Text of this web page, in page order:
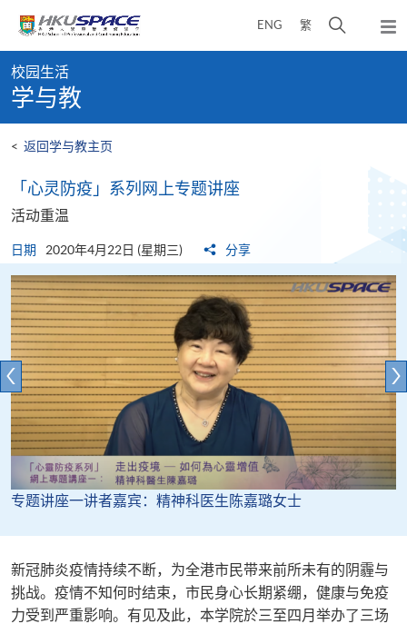
content
ENG 繁
开
弹
出
content
start
校园生活
学与教
< 返回学与教主页
「心灵防疫」系列网上专题讲座
活动重温
日期 2020年4月22日 (星期三) 分享
专题讲座一讲者嘉宾：精神科医生陈嘉璐女士
新冠肺炎疫情持续不断，为全港市民带来前所未有的阴霾与
挑战。疫情不知何时结束，市民身心长期紧绷，健康与免疫
力受到严重影响。有见及此，本学院於三至四月举办了三场